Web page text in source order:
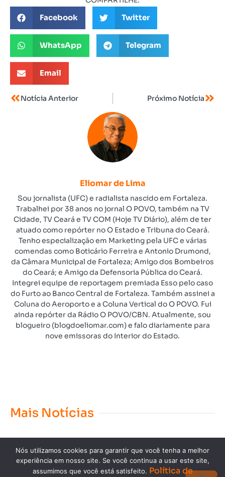
Facebook Twitter
WhatsApp Telegram
Email
Notícia Anterior Próximo Notícia
Eliomar de Lima
Sou jornalista (UFC) e radialista nascido em Fortaleza.
Trabalhei por 38 anos no jornal O POVO, também na TV
Cidade, TV Ceará e TV COM (Hoje TV Diário), além de ter
atuado como repórter no O Estado e Tribuna do Ceará.
Tenho especialização em Marketing pela UFC e várias
comendas como Boticário Ferreira e Antonio Drumond,
da Câmara Municipal de Fortaleza; Amigo dos Bombeiros
do Ceará; e Amigo da Defensoria Pública do Ceará.
Integrei equipe de reportagem premiada Esso pelo caso
do Furto ao Banco Central de Fortaleza. Também assinei a
Coluna do Aeroporto e a Coluna Vertical do O POVO. Fui
ainda repórter da Rádio O POVO/CBN. Atualmente, sou
blogueiro (blogdoeliomar.com) e falo diariamente para
nove emissoras do Interior do Estado.
Mais Notícias
Nós utilizamos cookies para garantir que você tenha a melhor
experiência em nosso site. Se você continua a usar este site,
assumimos que você está satisfeito. Política de